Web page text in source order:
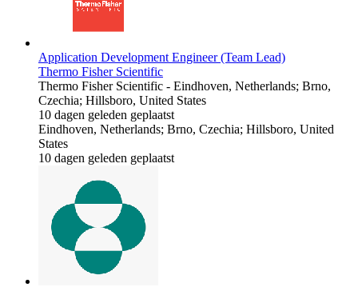
Application Development Engineer (Team Lead)
Thermo Fisher Scientific
Thermo Fisher Scientific - Eindhoven, Netherlands; Brno,
Czechia; Hillsboro, United States
10 dagen geleden geplaatst
Eindhoven, Netherlands; Brno, Czechia; Hillsboro, United
States
10 dagen geleden geplaatst